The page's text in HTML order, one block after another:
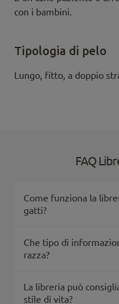
con i bambini.
Tipologia di pelo
Lungo, fitto, a doppio
FAQ
Come funziona la
gatti?
Che tipo di
razza?
La libreria può
stile di vita?